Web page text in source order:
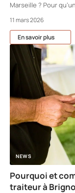
Marseille ? Pour
11 mars 2026
En savoir plus
NEWS
Pourquoi et
traiteur à